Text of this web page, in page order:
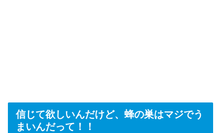
信じて欲しいんだけど、蜂の巣はマジでう
まいんだって！！